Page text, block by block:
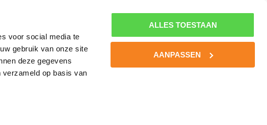
voor social media te
gebruik van onze site
deze gegevens
verzameld op basis van
ALLES TOESTAAN
AANPASSEN
MIJN NLSPORTPSYCHOLOOG
PODCAST